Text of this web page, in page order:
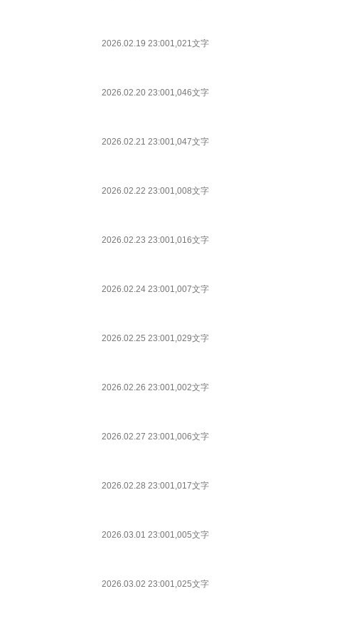
2026.02.19 23:001,021文字
2026.02.20 23:001,046文字
2026.02.21 23:001,047文字
2026.02.22 23:001,008文字
2026.02.23 23:001,016文字
2026.02.24 23:001,007文字
2026.02.25 23:001,029文字
2026.02.26 23:001,002文字
2026.02.27 23:001,006文字
2026.02.28 23:001,017文字
2026.03.01 23:001,005文字
2026.03.02 23:001,025文字